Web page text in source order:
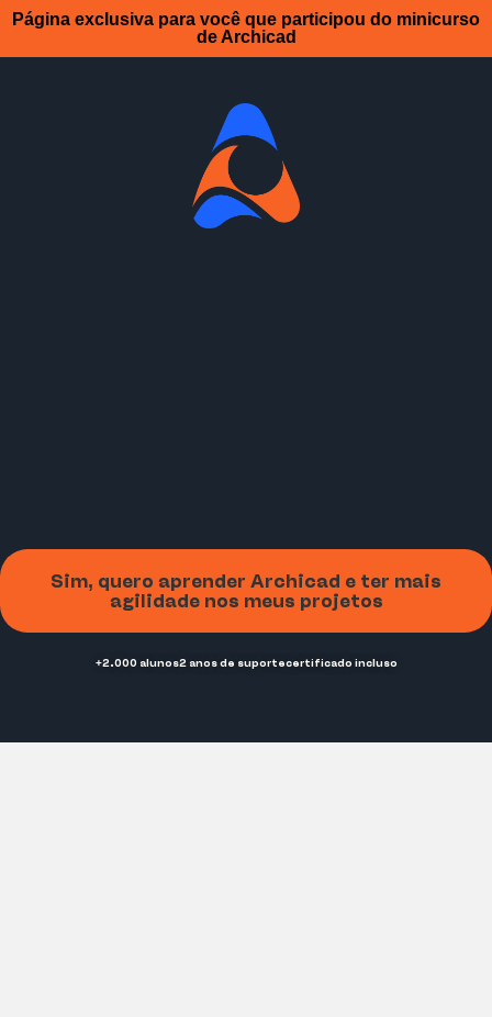
Página exclusiva para você que participou do minicurso
de Archicad
Sim, quero aprender Archicad e ter mais
agilidade nos meus projetos
+2.000 alunos2 anos de suportecertificado incluso